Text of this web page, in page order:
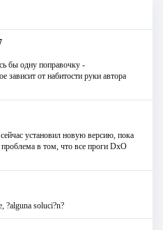
бы одну поправочку -
зависит от набитости руки автора
установил новую версию, пока
в том, что все проги DxO
?alguna soluci?n?